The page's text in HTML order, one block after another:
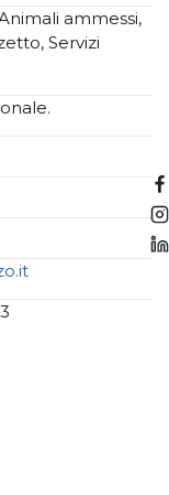
ammessi,
Servizi